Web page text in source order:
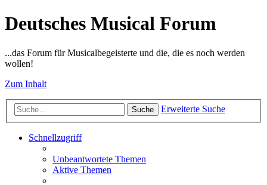
Deutsches Musical Forum
...das Forum für Musicalbegeisterte und die, die es noch werden
wollen!
Zum Inhalt
Suche Erweiterte Suche
Schnellzugriff
Unbeantwortete Themen
Aktive Themen